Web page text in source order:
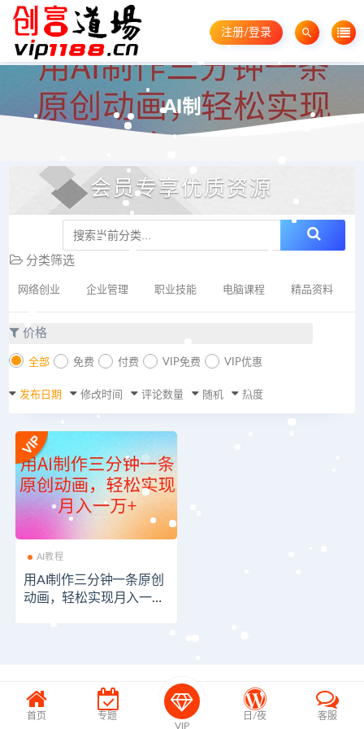
注册/登录
AI制
会员专享优质资源
分类筛选
网络创业 企业管理 职业技能 电脑课程 精品资料
价格
全部 免费 付费 VIP免费 VIP优惠
发布日期 修改时间 评论数量 随机 热度
AI教程
用AI制作三分钟一条原创
动画，轻松实现月入一万
首页
专题
VIP
日/夜 客服